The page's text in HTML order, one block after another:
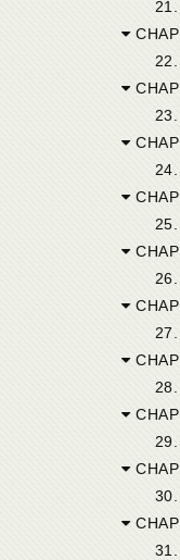
21.
CHAPITRE XV.
22.
23.
CHAPITRE
24.
CHAPITRE
25.
26.
CHAPITRE
27.
CHAPITRE
28.
29.
30.
CHAPITRE
31.